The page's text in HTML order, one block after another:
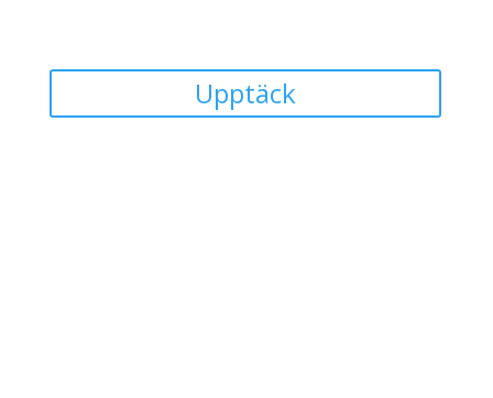
Upptäck